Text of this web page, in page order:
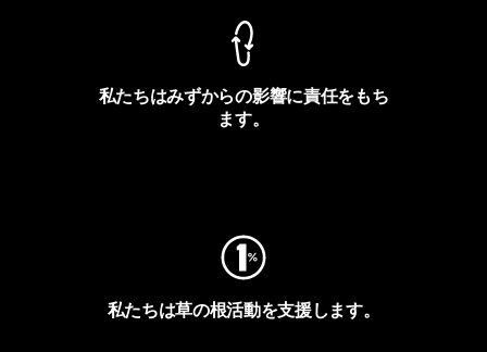
私たちはみずからの影響に責任をもち
ます。
私たちは草の根活動を支援します。